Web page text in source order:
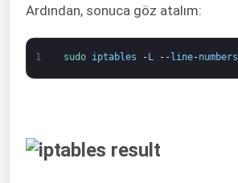
Ardından, sonuca göz atalım:
1 sudo iptables -L --line-numbers